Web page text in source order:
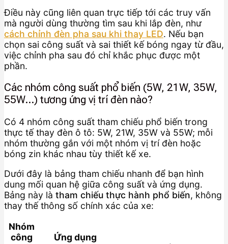
Điều này cũng liên quan trực tiếp tới các truy vấn
mà người dùng thường tìm sau khi lắp đèn, như
cách chỉnh đèn pha sau khi thay LED. Nếu bạn
chọn sai công suất và sai thiết kế bóng ngay từ đầu,
việc chỉnh pha sau đó chỉ khắc phục được một
phần.
Các nhóm công suất phổ biến (5W, 21W, 35W,
55W…) tương ứng vị trí đèn nào?
Có 4 nhóm công suất tham chiếu phổ biến trong
thực tế thay đèn ô tô: 5W, 21W, 35W và 55W; mỗi
nhóm thường gắn với một nhóm vị trí đèn hoặc
bóng zin khác nhau tùy thiết kế xe.
Dưới đây là bảng tham chiếu nhanh để bạn hình
dung mối quan hệ giữa công suất và ứng dụng.
Bảng này là tham chiếu thực hành phổ biến, không
thay thế thông số chính xác của xe:
Nhóm
công
Ứng dụng